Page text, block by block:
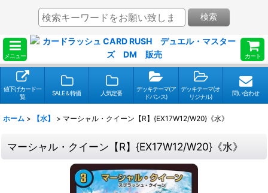
メニュー カート
検索
値下げカード一
覧
SALE＆特価 人気定番
デッキテーマ(ア
ドバンス)
デッキテーマ(オ
リジナル)
問い合わせ
ホーム > 【水】 > マーシャル・クイーン【R】{EX17W12/W20}《水》
マーシャル・クイーン【R】{EX17W12/W20}《水》